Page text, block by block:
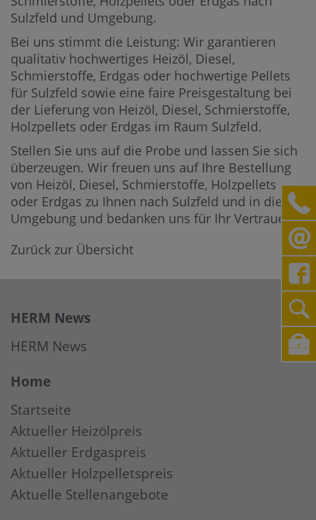
Sulzfeld und Umgebung.
Bei uns stimmt die Leistung: Wir garantieren
qualitativ hochwertiges Heizöl, Diesel,
Schmierstoffe, Erdgas oder hochwertige Pellets
für Sulzfeld sowie eine faire Preisgestaltung bei
der Lieferung von Heizöl, Diesel, Schmierstoffe,
Holzpellets oder Erdgas im Raum Sulzfeld.
Stellen Sie uns auf die Probe und lassen Sie sich
überzeugen. Wir freuen uns auf Ihre Bestellung
von Heizöl, Diesel, Schmierstoffe, Holzpellets
oder Erdgas zu Ihnen nach Sulzfeld und in die
Umgebung und bedanken uns für Ihr Vertrauen.
Zurück zur Übersicht
HERM News
HERM News
Home
Startseite
Aktueller Heizölpreis
Aktueller Erdgaspreis
Aktueller Holzpelletspreis
Aktuelle Stellenangebote